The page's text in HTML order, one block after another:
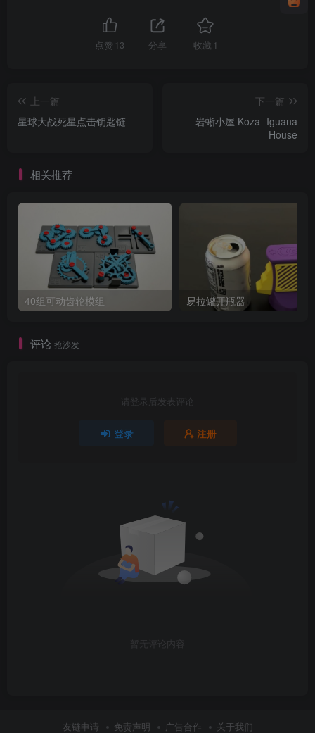
点赞 13 分享 收藏 1
上一篇
星球大战死星点击钥匙链
下一篇
岩蜥小屋 Koza- Iguana
House
相关推荐
40组可动齿轮模组 易拉罐开瓶器
评论 抢沙发
请登录后发表评论
登录 注册
暂无评论内容
友链申请 免责声明 广告合作 关于我们